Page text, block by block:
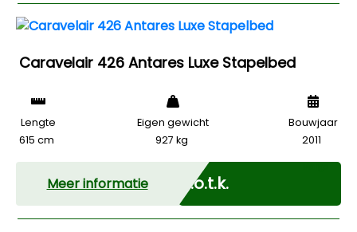
Caravelair 426 Antares Luxe Stapelbed
Lengte
615 cm
Eigen gewicht
927 kg
Bouwjaar
2011
Meer informatie N.o.t.k.